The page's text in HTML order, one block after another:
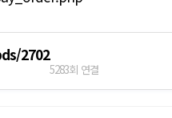
2702
5283회 연결